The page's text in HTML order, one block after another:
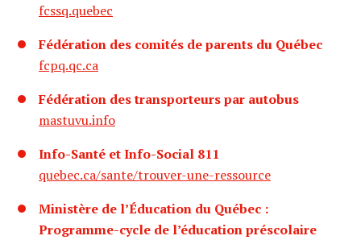
fcssq.quebec
Fédération des comités de parents du Québec
fcpq.qc.ca
Fédération des transporteurs par autobus
mastuvu.info
Info-Santé et Info-Social 811
quebec.ca/sante/trouver-une-ressource
Ministère de l’Éducation du Québec :
Programme-cycle de l’éducation préscolaire